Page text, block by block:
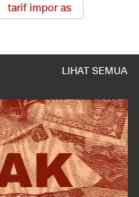
tarif impor as
LIHAT SEMUA